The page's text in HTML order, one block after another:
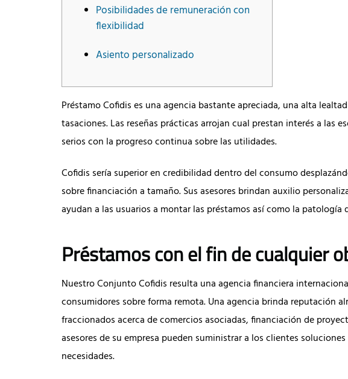
Posibilidades de remuneración con
flexibilidad
Asiento personalizado
Préstamo Cofidis es una agencia bastante apreciada, una alta
tasaciones. Las reseñas prácticas arrojan cual prestan interés a las
serios con la progreso continua sobre las utilidades.
Cofidis serí­a superior en credibilidad dentro del consumo
sobre financiación a tamaño.Sus asesores brindan auxilio
ayudan a las usuarios a montar las préstamos así­ como la
Préstamos con el fin de cualquier
Nuestro Conjunto Cofidis resulta una agencia financiera
consumidores sobre forma remota. Una agencia brinda reputación
fraccionados acerca de comercios asociadas, financiación de
asesores de su empresa pueden suministrar a los clientes
necesidades.